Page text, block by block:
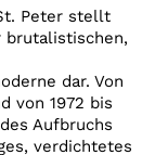
Peter stellt
brutalistischen,
dar. Von
von 1972 bis
Aufbruchs
verdichtetes